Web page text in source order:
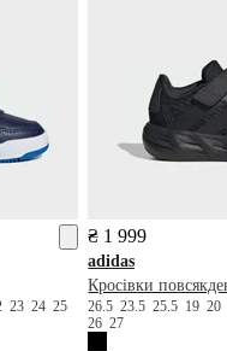
23 24 25
₴ 1 999
adidas
Кросівки
26.523.525.5 19
2627